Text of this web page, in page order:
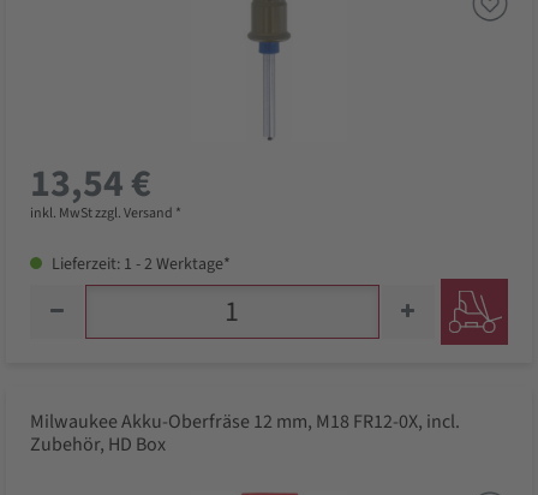
13,54 €
inkl. MwSt zzgl. Versand *
Lieferzeit: 1 - 2 Werktage*
Milwaukee Akku-Oberfräse 12 mm, M18 FR12-0X, incl.
Zubehör, HD Box